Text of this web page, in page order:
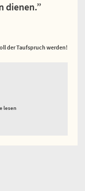
dienen.”
der Taufspruch werden!
lesen